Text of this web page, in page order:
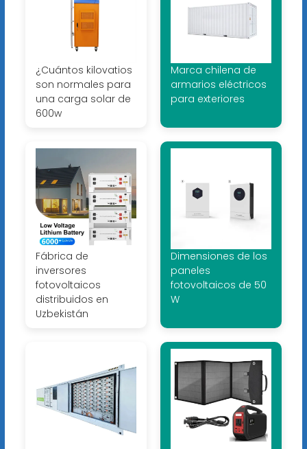
¿Cuántos kilovatios
son normales para
una carga solar de
600w
Marca chilena de
armarios eléctricos
para exteriores
Fábrica de
inversores
fotovoltaicos
distribuidos en
Uzbekistán
Dimensiones de los
paneles
fotovoltaicos de 50
W